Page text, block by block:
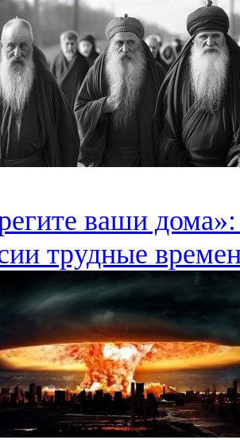
ваши
трудные